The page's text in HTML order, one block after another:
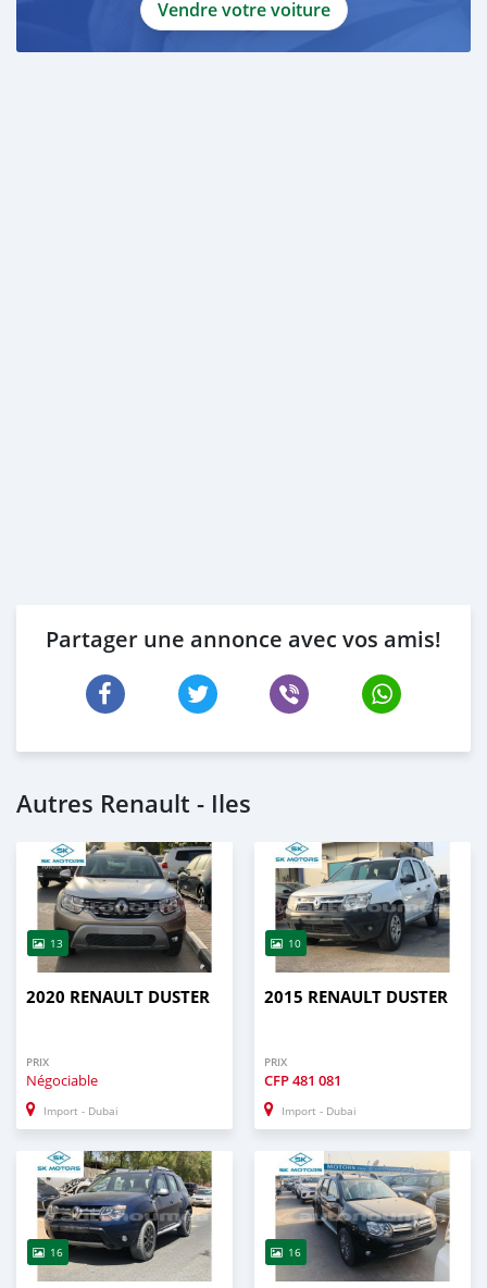
Vendre votre voiture
Partager une annonce avec vos amis!
Autres Renault - Iles
13
2020 RENAULT DUSTER
PRIX
Négociable
Import - Dubai
10
2015 RENAULT DUSTER
PRIX
CFP481 081
Import - Dubai
16 16